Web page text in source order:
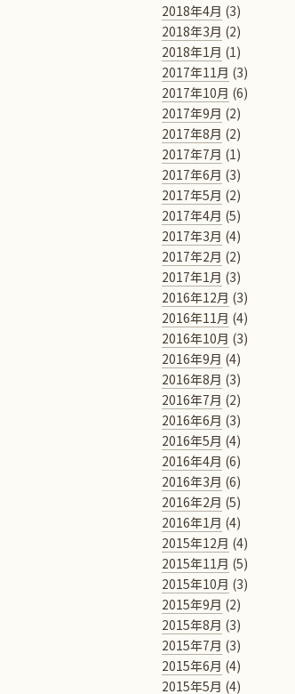
2018年4月 (3)
2018年3月 (2)
2018年1月 (1)
2017年11月 (3)
2017年10月 (6)
2017年9月 (2)
2017年8月 (2)
2017年7月 (1)
2017年6月 (3)
2017年5月 (2)
2017年4月 (5)
2017年3月 (4)
2017年2月 (2)
2017年1月 (3)
2016年12月 (3)
2016年11月 (4)
2016年10月 (3)
2016年9月 (4)
2016年8月 (3)
2016年7月 (2)
2016年6月 (3)
2016年5月 (4)
2016年4月 (6)
2016年3月 (6)
2016年2月 (5)
2016年1月 (4)
2015年12月 (4)
2015年11月 (5)
2015年10月 (3)
2015年9月 (2)
2015年8月 (3)
2015年7月 (3)
2015年6月 (4)
2015年5月 (4)